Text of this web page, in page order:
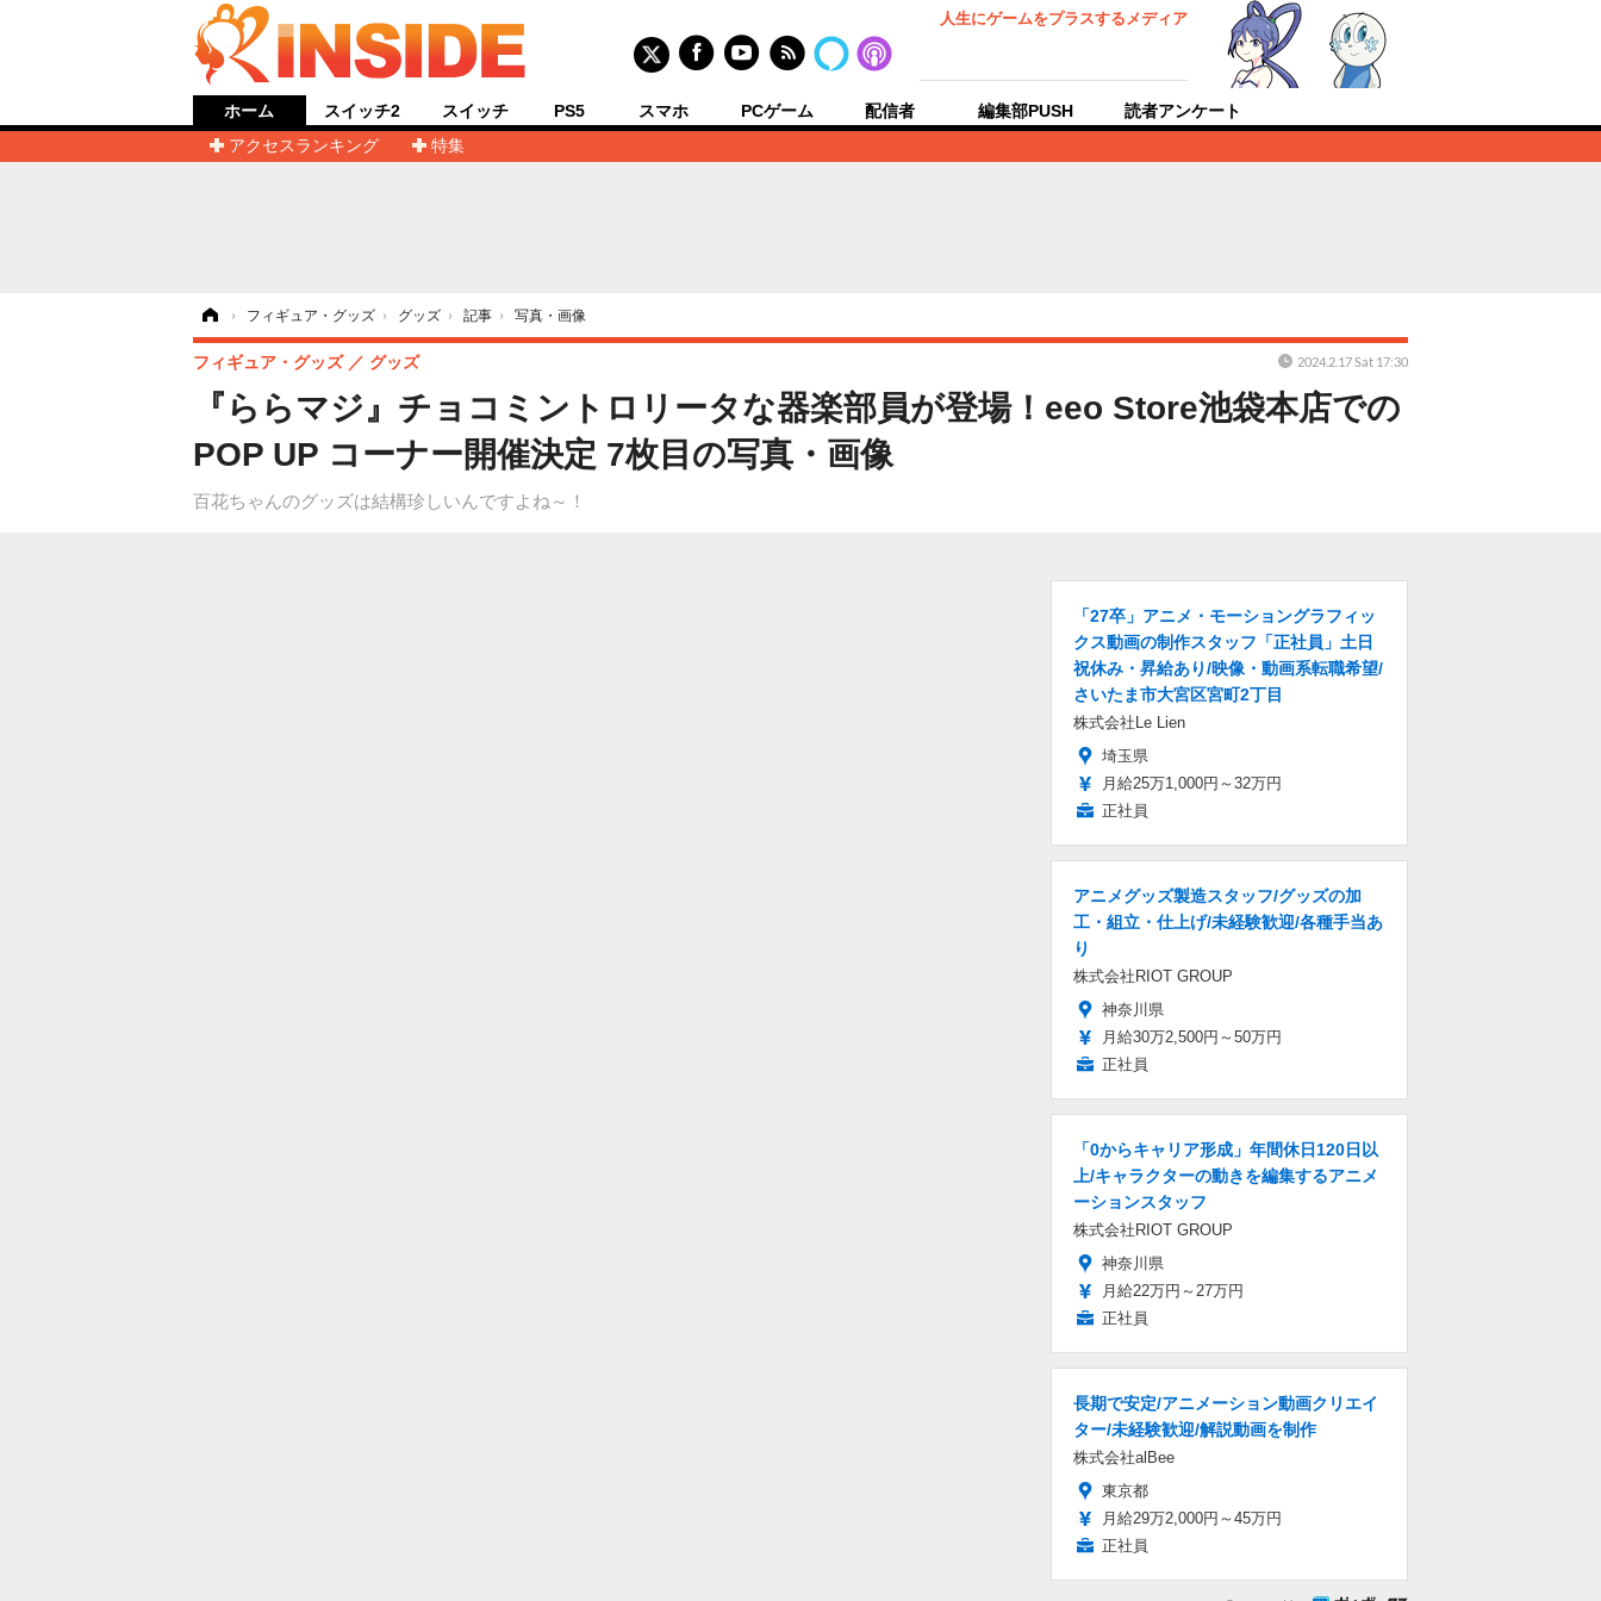
人生にゲームをプラスするメディア
ホーム
アクセスランキング
特集
スイッチ2 スイッチ PS5 スマホ PCゲーム 配信者 編集部PUSH 読者アンケート
› フィギュア・グッズ › グッズ › 記事 › 写真・画像
『ららマジ』チョコミントロリータな器楽部員が登場！eeo Store池袋本店での
POP UP コーナー開催決定 7枚目の写真・画像
百花ちゃんのグッズは結構珍しいんですよね～！
フィギュア・グッズ グッズ 2024.2.17 Sat 17:30
「27卒」アニメ・モーショングラフィッ
クス動画の制作スタッフ「正社員」土日
祝休み・昇給あり/映像・動画系転職希望/
さいたま市大宮区宮町2丁目
株式会社Le Lien
埼玉県
月給25万1,000円～32万円
正社員
アニメグッズ製造スタッフ/グッズの加
工・組立・仕上げ/未経験歓迎/各種手当あ
り
株式会社RIOT GROUP
神奈川県
月給30万2,500円～50万円
正社員
「0からキャリア形成」年間休日120日以
上/キャラクターの動きを編集するアニメ
ーションスタッフ
株式会社RIOT GROUP
神奈川県
月給22万円～27万円
正社員
長期で安定/アニメーション動画クリエイ
ター/未経験歓迎/解説動画を制作
株式会社alBee
東京都
月給29万2,000円～45万円
正社員